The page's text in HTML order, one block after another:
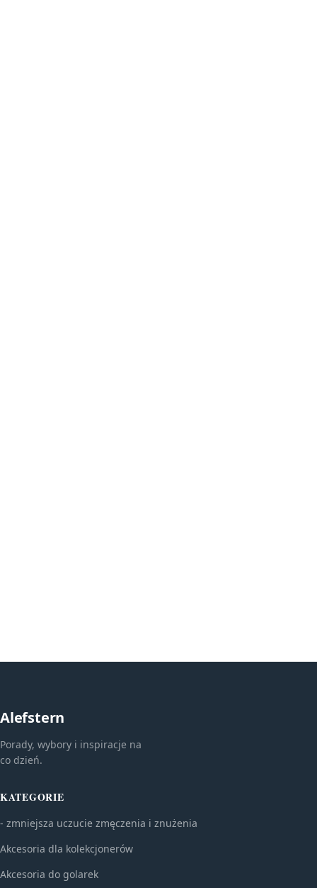
Alefstern
Porady, wybory i inspiracje na
co dzień.
KATEGORIE
- zmniejsza uczucie zmęczenia i znużenia
Akcesoria dla kolekcjonerów
Akcesoria do golarek